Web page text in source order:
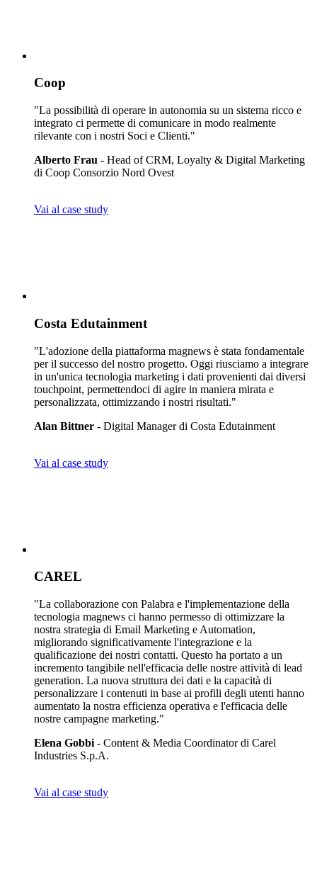
Coop
"La possibilità di operare in autonomia su un sistema ricco e
integrato ci permette di comunicare in modo realmente
rilevante con i nostri Soci e Clienti."
Alberto Frau - Head of CRM, Loyalty & Digital Marketing
di Coop Consorzio Nord Ovest
Vai al case study
Costa Edutainment
"L'adozione della piattaforma magnews è stata fondamentale
per il successo del nostro progetto. Oggi riusciamo a integrare
in un'unica tecnologia marketing i dati provenienti dai diversi
touchpoint, permettendoci di agire in maniera mirata e
personalizzata, ottimizzando i nostri risultati."
Alan Bittner - Digital Manager di Costa Edutainment
Vai al case study
CAREL
"La collaborazione con Palabra e l'implementazione della
tecnologia magnews ci hanno permesso di ottimizzare la
nostra strategia di Email Marketing e Automation,
migliorando significativamente l'integrazione e la
qualificazione dei nostri contatti. Questo ha portato a un
incremento tangibile nell'efficacia delle nostre attività di lead
generation. La nuova struttura dei dati e la capacità di
personalizzare i contenuti in base ai profili degli utenti hanno
aumentato la nostra efficienza operativa e l'efficacia delle
nostre campagne marketing."
Elena Gobbi - Content & Media Coordinator di Carel
Industries S.p.A.
Vai al case study